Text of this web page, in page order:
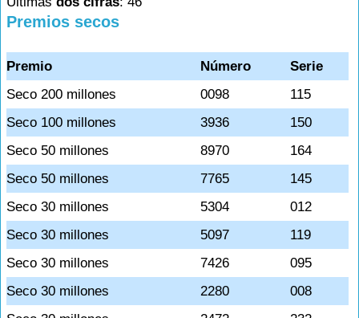
Premios secos
Premio Número
Serie
Seco 200 millones
0098
115
Seco 100 millones
3936
150
Seco 50 millones
8970
164
Seco 50 millones
7765
145
Seco 30 millones
5304
012
Seco 30 millones
5097
119
Seco 30 millones
7426
095
Seco 30 millones
2280
008